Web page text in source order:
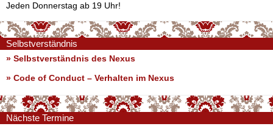
Jeden Donnerstag ab 19 Uhr!
Selbstverständnis
» Selbstverständnis des Nexus
» Code of Conduct – Verhalten im Nexus
Nächste Termine